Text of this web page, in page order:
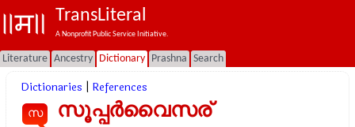
TransLiteral
A Nonprofit Public Service Initiative.
Literature Ancestry Dictionary Prashna Search
Dictionaries References
സ സൂപ്പർവൈസര്